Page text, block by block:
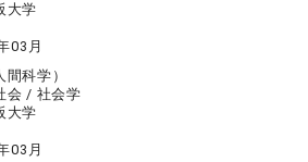
大学
03月
科学）
会 / 社会学
大学
03月